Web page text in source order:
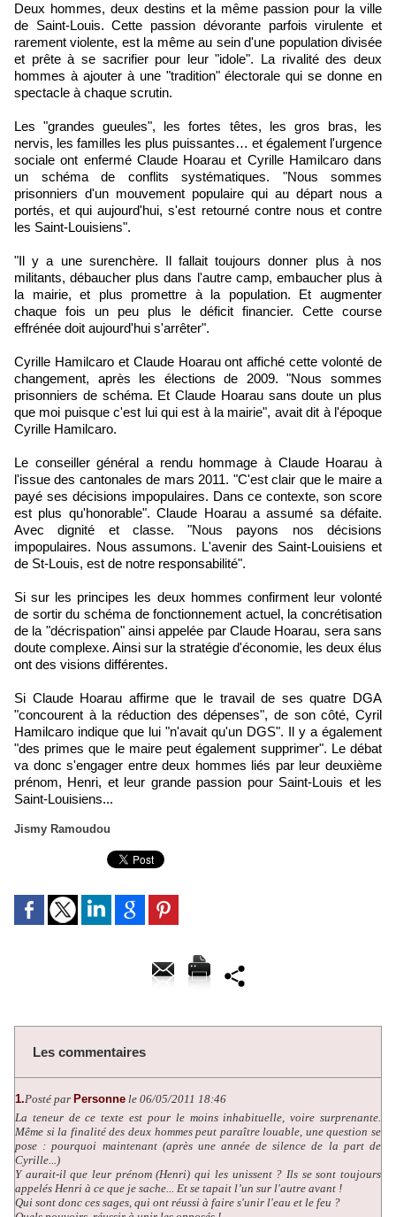
Deux hommes, deux destins et la même passion pour la ville
de Saint-Louis. Cette passion dévorante parfois virulente et
rarement violente, est la même au sein d'une population divisée
et prête à se sacrifier pour leur "idole". La rivalité des deux
hommes à ajouter à une "tradition" électorale qui se donne en
spectacle à chaque scrutin.
Les "grandes gueules", les fortes têtes, les gros bras, les
nervis, les familles les plus puissantes… et également l'urgence
sociale ont enfermé Claude Hoarau et Cyrille Hamilcaro dans
un schéma de conflits systématiques. "Nous sommes
prisonniers d'un mouvement populaire qui au départ nous a
portés, et qui aujourd'hui, s'est retourné contre nous et contre
les Saint-Louisiens".
"Il y a une surenchère. Il fallait toujours donner plus à nos
militants, débaucher plus dans l'autre camp, embaucher plus à
la mairie, et plus promettre à la population. Et augmenter
chaque fois un peu plus le déficit financier. Cette course
effrénée doit aujourd'hui s'arrêter".
Cyrille Hamilcaro et Claude Hoarau ont affiché cette volonté de
changement, après les élections de 2009. "Nous sommes
prisonniers de schéma. Et Claude Hoarau sans doute un plus
que moi puisque c'est lui qui est à la mairie", avait dit à l'époque
Cyrille Hamilcaro.
Le conseiller général a rendu hommage à Claude Hoarau à
l'issue des cantonales de mars 2011. "C'est clair que le maire a
payé ses décisions impopulaires. Dans ce contexte, son score
est plus qu'honorable". Claude Hoarau a assumé sa défaite.
Avec dignité et classe. "Nous payons nos décisions
impopulaires. Nous assumons. L'avenir des Saint-Louisiens et
de St-Louis, est de notre responsabilité".
Si sur les principes les deux hommes confirment leur volonté
de sortir du schéma de fonctionnement actuel, la concrétisation
de la "décrispation" ainsi appelée par Claude Hoarau, sera sans
doute complexe. Ainsi sur la stratégie d'économie, les deux élus
ont des visions différentes.
Si Claude Hoarau affirme que le travail de ses quatre DGA
"concourent à la réduction des dépenses", de son côté, Cyril
Hamilcaro indique que lui "n'avait qu'un DGS". Il y a également
"des primes que le maire peut également supprimer". Le débat
va donc s'engager entre deux hommes liés par leur deuxième
prénom, Henri, et leur grande passion pour Saint-Louis et les
Saint-Louisiens...
Jismy Ramoudou
Les commentaires
1.Posté par Personne le 06/05/2011 18:46
La teneur de ce texte est pour le moins inhabituelle, voire surprenante.
Même si la finalité des deux hommes peut paraître louable, une question se
pose : pourquoi maintenant (après une année de silence de la part de
Cyrille...)
Y aurait-il que leur prénom (Henri) qui les unissent ? Ils se sont toujours
appelés Henri à ce que je sache... Et se tapait l’un sur l'autre avant !
Qui sont donc ces sages, qui ont réussi à faire s'unir l'eau et le feu ?